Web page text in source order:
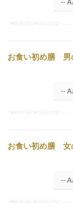
Zitplaats Categorie
お食い初め膳 男
Zitplaats Categorie
お食い初め膳 女
Zitplaats Categorie